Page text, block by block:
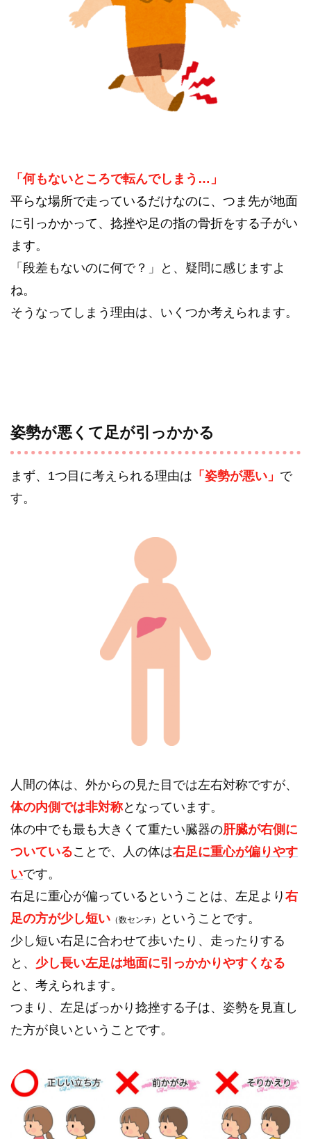
「何もないところで転んでしまう…」
平らな場所で走っているだけなのに、つま先が地面
に引っかかって、捻挫や足の指の骨折をする子がい
ます。
「段差もないのに何で？」と、疑問に感じますよ
ね。
そうなってしまう理由は、いくつか考えられます。
姿勢が悪くて足が引っかかる
まず、1つ目に考えられる理由は 「姿勢が悪い」 で
す。
人間の体は、外からの見た目では左右対称ですが、
体の内側では非対称となっています。
体の中でも最も大きくて重たい臓器の肝臓が右側に
ついていることで、人の体は右足に重心が偏りやす
いです。
右足に重心が偏っているということは、左足より 右
足の方が少し短い （数センチ）
ということです。
少し短い右足に合わせて歩いたり、走ったりする
と、 少し長い左足は地面に引っかかりやすくなる
と、考えられます。
つまり、左足ばっかり捻挫する子は、姿勢を見直し
た方が良いということです。